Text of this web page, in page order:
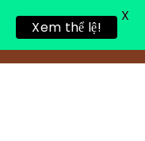
Toggle
Xem thể lệ!
X